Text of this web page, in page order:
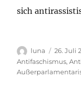
sich
Autor
luna
am
26. Juli
Antifaschismus,